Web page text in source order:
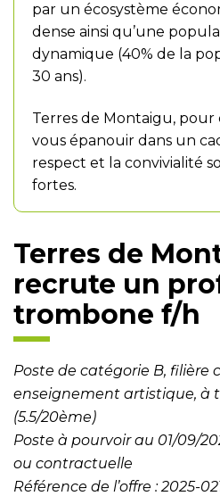
par un écosystème
dense ainsi qu’une
dynamique (40% de la
30 ans).
Terres de Montaigu, pour
vous épanouir dans un
respect et la convivialité
fortes.
Terres de
recrute un
trombone f/h
Poste de catégorie B, filière
enseignement artistique, à
(5.5/20ème)
Poste à pourvoir au 01/09/
ou contractuelle
Référence de l’offre : 2025-